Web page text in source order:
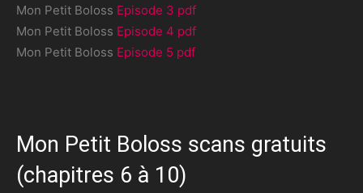
Mon Petit Boloss Episode 3 pdf
Mon Petit Boloss Episode 4 pdf
Mon Petit Boloss Episode 5 pdf
Mon Petit Boloss scans gratuits
(chapitres 6 à 10)